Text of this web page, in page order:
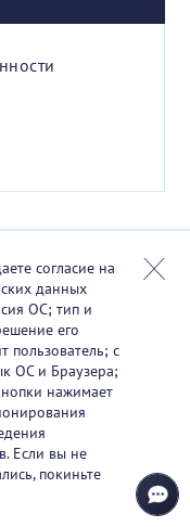
согласие на
данных
ОС; тип и
его
пользователь; с
ОС и Браузера;
нажимает
Если вы не
покиньте